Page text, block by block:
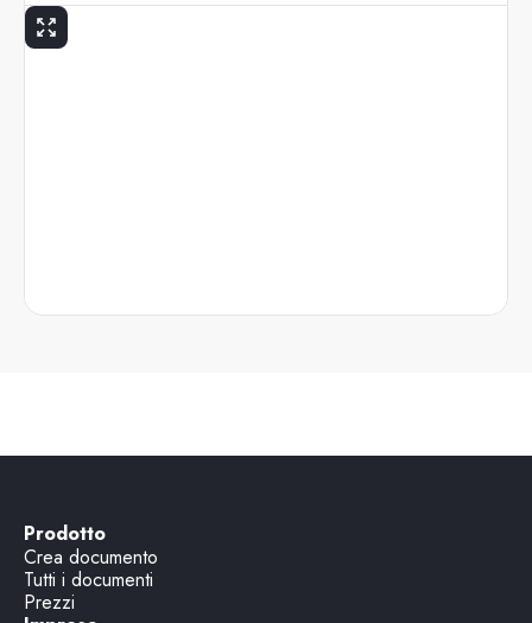
Prodotto
Crea documento
Tutti i documenti
Prezzi